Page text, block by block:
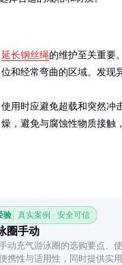
延长钢丝绳的维护至关重要
位和经常弯曲的区域。发现
使用时应避免超载和突然冲
燥，避免与腐蚀性物质接触
验 真实案例 · 安全可信
圈手动
动充气游泳圈的选购要点、
携性与适用性，同时提供实